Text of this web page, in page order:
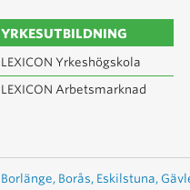
YRKESUTBILDNING
LEXICON Yrkeshögskola
LEXICON Arbetsmarknad
Borlänge, Borås, Eskilstuna,